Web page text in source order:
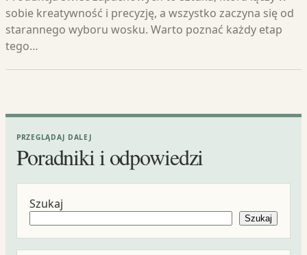
sobie kreatywność i precyzję, a wszystko zaczyna się od
starannego wyboru wosku. Warto poznać każdy etap
tego…
PRZEGLĄDAJ DALEJ
Poradniki i odpowiedzi
Szukaj
Szukaj